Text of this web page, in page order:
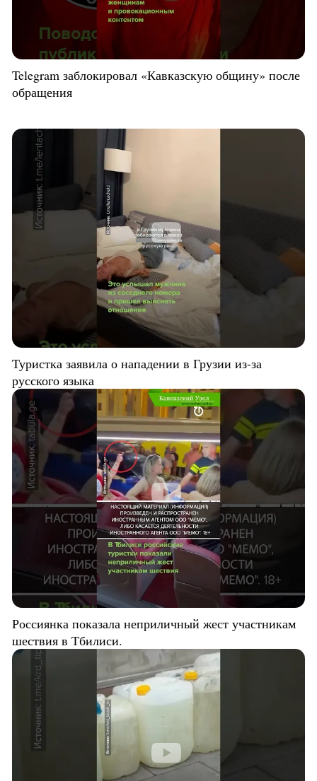
Telegram заблокировал «Кавказскую общину» после
обращения
Туристка заявила о нападении в Грузии из-за
русского языка
Россиянка показала неприличный жест участникам
шествия в Тбилиси.